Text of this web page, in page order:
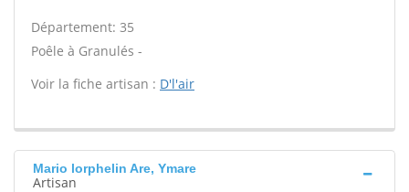
Département: 35
Poêle à Granulés -
Voir la fiche artisan : D'l'air
Mario lorphelin Are, Ymare
Artisan